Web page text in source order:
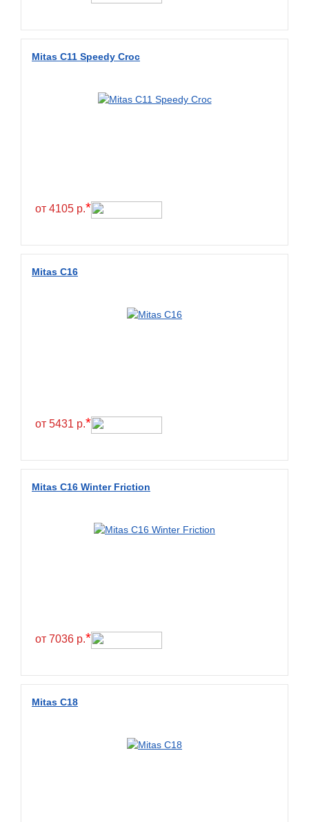
Mitas C11 Speedy Croc
от 4105 р.*
Mitas C16
от 5431 р.*
Mitas C16 Winter Friction
от 7036 р.*
Mitas C18